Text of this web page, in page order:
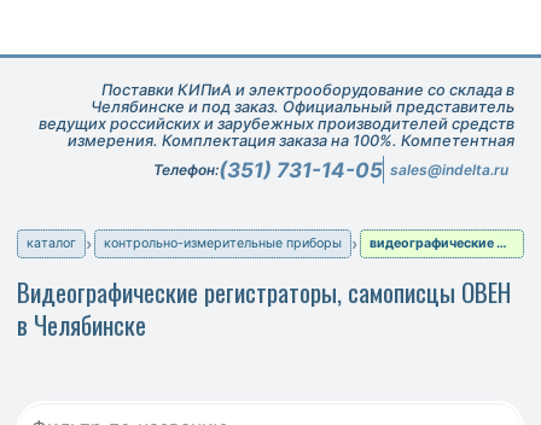
Поставки КИПиА и электрооборудование со склада в
Челябинске и под заказ. Официальный представитель
ведущих российских и зарубежных производителей средств
измерения. Комплектация заказа на 100%. Компетентная
техническая поддержка при подборе оборудования.
Телефон:(351) 731-14-05 sales@indelta.ru
каталог контрольно-измерительные приборы видеографические регистраторы, самописцы
Видеографические регистраторы, самописцы ОВЕН
в Челябинске